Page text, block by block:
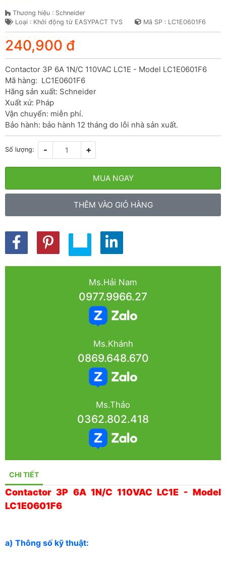
Thương hiệu : Schneider
Loại : Khởi động từ EASYPACT TVS
Mã SP : LC1E0601F6
240,900 đ
Contactor 3P 6A 1N/C 110VAC LC1E - Model LC1E0601F6
Mã hàng:  LC1E0601F6
Hãng sản xuất: Schneider
Xuất xứ: Pháp
Vận chuyển: miễn phí.
Bảo hành: bảo hành 12 tháng do lỗi nhà sản xuất.
Số lượng: - +
MUA NGAY
THÊM VÀO GIỎ HÀNG
Ms.Hải Nam
0977.9966.27
Ms.Khánh
0869.648.670
Ms.Thảo
0362.802.418
CHI TIẾT
Contactor 3P 6A 1N/C 110VAC LC1E - Model
LC1E0601F6
a) Thông số kỹ thuật: